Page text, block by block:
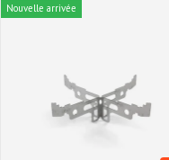
Nouvelle arrivée